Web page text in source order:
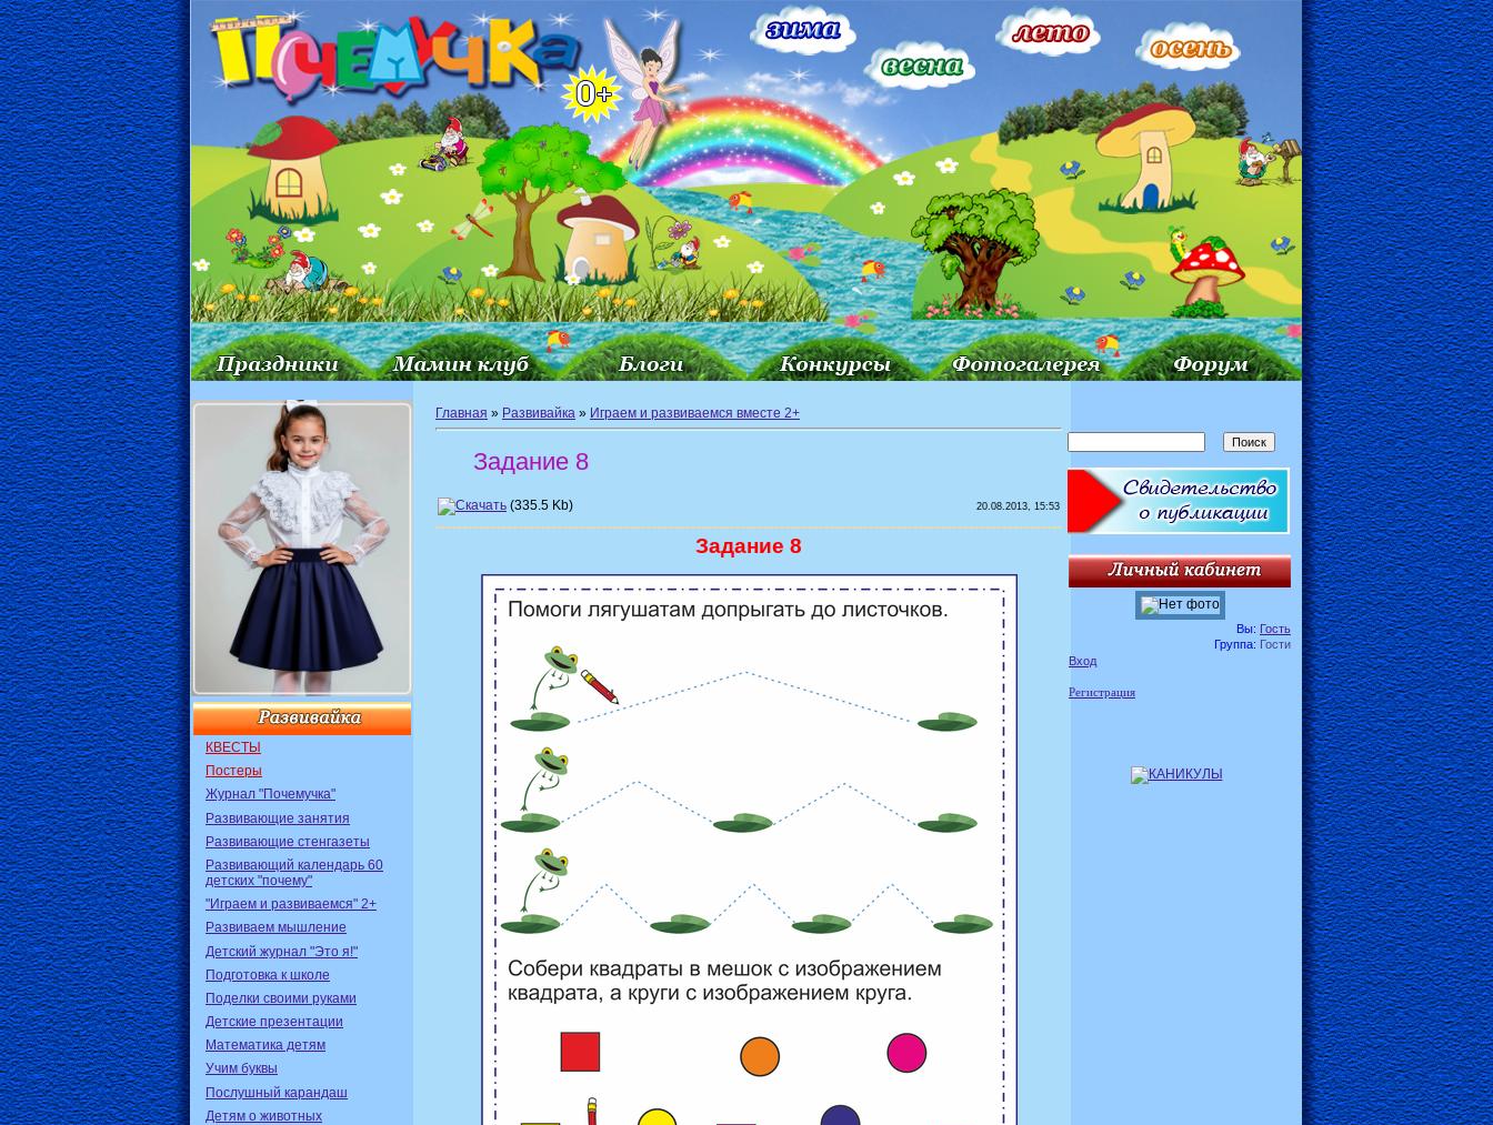
КВЕСТЫ
Постеры
Журнал "Почемучка"
Развивающие занятия
Развивающие стенгазеты
Развивающий календарь 60
детских "почему"
"Играем и развиваемся" 2+
Развиваем мышление
Детский журнал "Это я!"
Подготовка к школе
Поделки своими руками
Детские презентации
Математика детям
Учим буквы
Послушный карандаш
Детям о животных
Главная » Развивайка » Играем и развиваемся вместе 2+
Задание 8
(335.5 Kb) 20.08.2013, 15:53
Задание 8
Вы: Гость
Группа: Гости
Вход
Регистрация